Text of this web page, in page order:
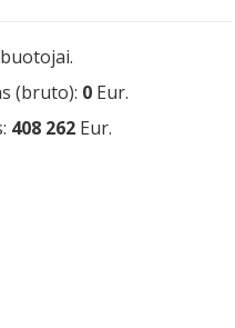
(bruto): 0 Eur.
408 262 Eur.